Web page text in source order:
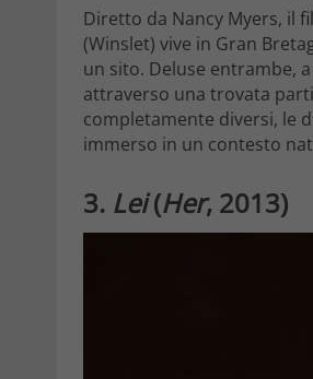
Diretto da Nancy Myers, il
(Winslet) vive in Gran
un sito. Deluse entrambe,
attraverso una trovata
completamente diversi, le
immerso in un contesto
3. Lei(Her, 2013)